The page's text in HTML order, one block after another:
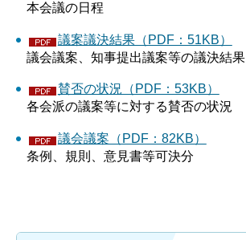
本会議の日程
議案議決結果（PDF：51KB）
議会議案、知事提出議案等の議決結果
賛否の状況（PDF：53KB）
各会派の議案等に対する賛否の状況
議会議案（PDF：82KB）
条例、規則、意見書等可決分